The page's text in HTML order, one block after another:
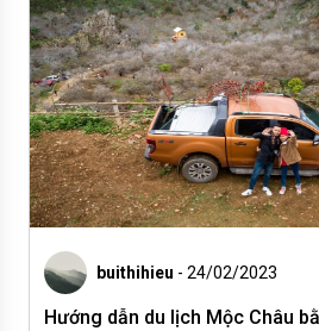
buithihieu - 24/02/2023
Hướng dẫn du lịch Mộc Châu